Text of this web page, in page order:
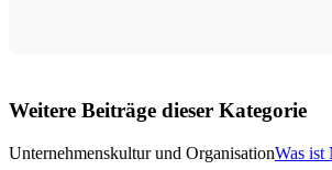
Weitere Beiträge dieser Kategorie
Unternehmenskultur und OrganisationWas ist